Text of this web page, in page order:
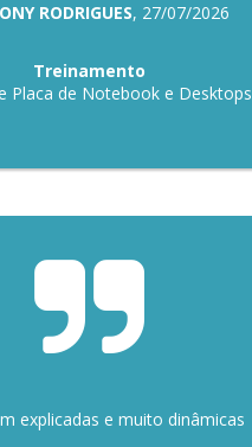
RODRIGUES, 27/07/2026
Treinamento
Placa de Notebook e Desktops
explicadas e muito dinâmicas